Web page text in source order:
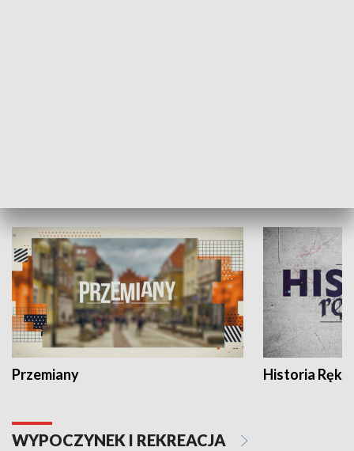
Przemiany Historia Ręką
WYPOCZYNEK I REKREACJA